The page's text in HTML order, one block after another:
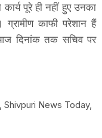
पूरे ही नहीं हुए उनका
काफी परेशान हैं
दिनांक तक सचिव पर
News Today,